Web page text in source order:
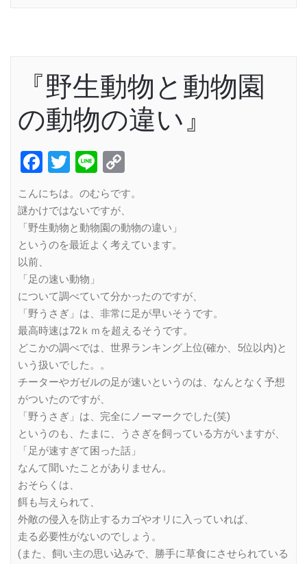
『野生動物と動物園
の動物の違い』
Facebook
Twitter
Line
Link
こんにちは。のむらです。
謎かけではないですが、
「野生動物と動物園の動物の違い」
というのを最近よく考えています。
以前、
「足の速い動物」
について調べていて分かったのですが、
「野うさぎ」は、非常に足が早いそうです。
最高時速は72ｋｍを超えるそうです。
どこかの調べでは、世界ランキング上位(確か、5位以内)と
いう扱いでした。。
チーターやガゼルの足が速いというのは、なんとなく予想
がついたのですが、
「野うさぎ」は、完全にノーマークでした(笑)
というのも、たまに、うさぎを飼っている方がいますが、
「足が速すぎて困った話」
なんて聞いたことがありません。
おそらくは、
餌も与えられて、
外敵の侵入を防止するカゴやオリに入っていれば、
走る必要性がないのでしょう。
(また、飼い主の思い込みで、勝手に草食にさせられている